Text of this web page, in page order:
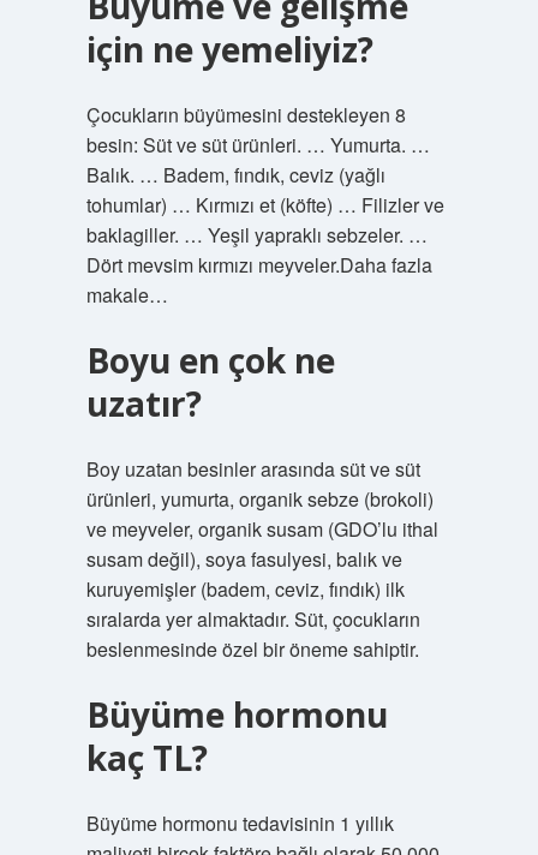
için ne yemeliyiz?
Çocukların büyümesini destekleyen 8
besin: Süt ve süt ürünleri. … Yumurta. …
Balık. … Badem, fındık, ceviz (yağlı
tohumlar) … Kırmızı et (köfte) … Filizler ve
baklagiller. … Yeşil yapraklı sebzeler. …
Dört mevsim kırmızı meyveler.Daha fazla
makale…
Boyu en çok ne
uzatır?
Boy uzatan besinler arasında süt ve süt
ürünleri, yumurta, organik sebze (brokoli)
ve meyveler, organik susam (GDO’lu ithal
susam değil), soya fasulyesi, balık ve
kuruyemişler (badem, ceviz, fındık) ilk
sıralarda yer almaktadır. Süt, çocukların
beslenmesinde özel bir öneme sahiptir.
Büyüme hormonu
kaç TL?
Büyüme hormonu tedavisinin 1 yıllık